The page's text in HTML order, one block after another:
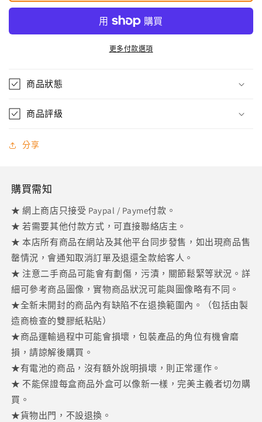
(no.10)
減
zenbu
(no.10)
更多付款選項
商品狀態
商品評級
分享
購買需知
★ 網上商店只接受 Paypal / Payme付款。
★ 若需要其他付款方式，可直接聯絡店主。
★ 本店所有商品在網站及其他平台同步發售，如出現商品售
罄情況，會通知取消訂單及退還全款給客人。
★ 注意二手商品可能會有劃傷，污漬，關節鬆緊等狀況。詳
細可參考商品圖像，實物商品狀況可能與圖像略有不同。
★全新未開封的商品內有缺陷不在退換範圍內。（包括由製
造商檢查的雙膠紙粘貼）
★商品運輸過程中可能會損壞，包裝產品的角位有機會磨
損，請諒解後購買。
★有電池的商品，沒有額外說明損壞，則正常運作。
★ 不能保證每盒商品外盒可以像新一樣，完美主義者切勿購
買。
★貨物出門，不設退換。